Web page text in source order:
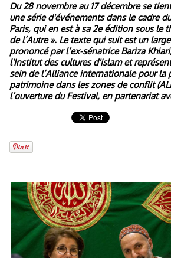
Du 28 novembre au 17 décembre se
une série d'événements dans le cadre
Paris, qui en est à sa 2e édition sous le
de l’Autre ». Le texte qui suit est un
prononcé par l’ex-sénatrice Bariza
l'Institut des cultures d'islam et
sein de l’Alliance internationale pour la
patrimoine dans les zones de conflit
l’ouverture du Festival, en partenariat